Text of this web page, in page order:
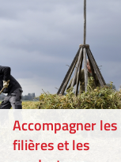
Accompagner les
filières et les